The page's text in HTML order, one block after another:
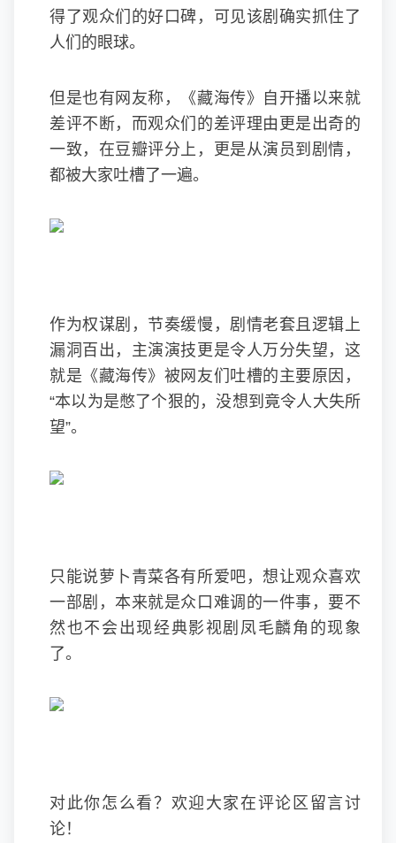
得了观众们的好口碑，可见该剧确实抓住了
人们的眼球。
但是也有网友称，《藏海传》自开播以来就
差评不断，而观众们的差评理由更是出奇的
一致，在豆瓣评分上，更是从演员到剧情，
都被大家吐槽了一遍。
作为权谋剧，节奏缓慢，剧情老套且逻辑上
漏洞百出，主演演技更是令人万分失望，这
就是《藏海传》被网友们吐槽的主要原因，
“本以为是憋了个狠的，没想到竟令人大失所
望”。
只能说萝卜青菜各有所爱吧，想让观众喜欢
一部剧，本来就是众口难调的一件事，要不
然也不会出现经典影视剧凤毛麟角的现象
了。
对此你怎么看？欢迎大家在评论区留言讨
论！